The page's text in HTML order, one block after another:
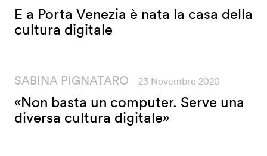
E a Porta Venezia è nata la casa della
cultura digitale
SABINA PIGNATARO 23 Novembre 2020
«Non basta un computer. Serve una
diversa cultura digitale»